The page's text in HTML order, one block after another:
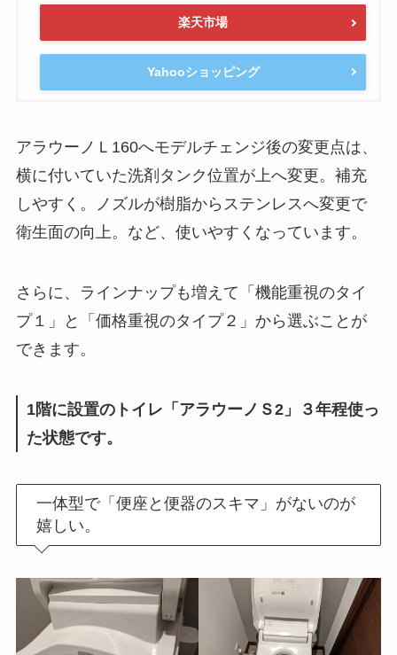
楽天市場
Yahooショッピング
アラウーノＬ160へモデルチェンジ後の変更点は、
横に付いていた洗剤タンク位置が上へ変更。補充
しやすく。ノズルが樹脂からステンレスへ変更で
衛生面の向上。など、使いやすくなっています。
さらに、ラインナップも増えて「機能重視のタイ
プ１」と「価格重視のタイプ２」から選ぶことが
できます。
1階に設置のトイレ「アラウーノＳ2」３年程使っ
た状態です。
一体型で「便座と便器のスキマ」がないのが
嬉しい。